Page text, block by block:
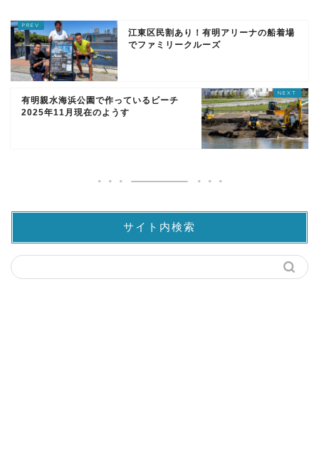
江東区民割あり！有明アリーナの船着場
でファミリークルーズ
有明親水海浜公園で作っているビーチ
2025年11月現在のようす
サイト内検索